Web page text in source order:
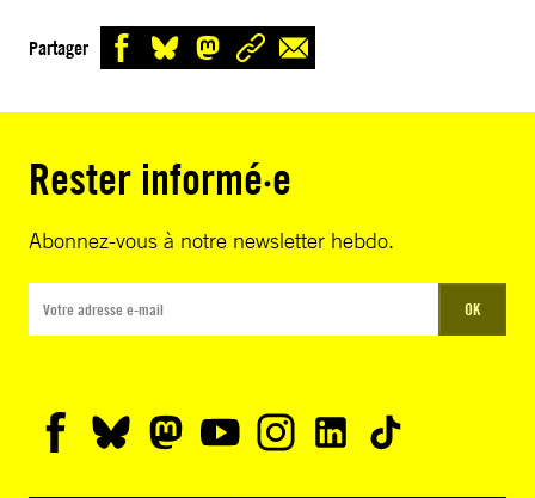
Partager
Rester informé·e
Abonnez-vous à notre newsletter hebdo.
OK